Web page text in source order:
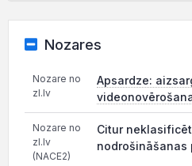
Nozares
Nozare no
zl.lv
Apsardze:
Nozare no
zl.lv
(NACE2)
Citur
nodrošināšanas